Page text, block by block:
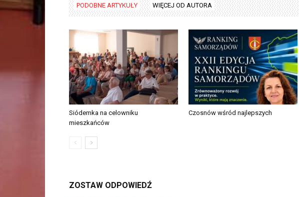
PODOBNE ARTYKUŁY WIĘCEJ OD AUTORA
Siódemka na celowniku
mieszkańców
Czosnów wśród najlepszych
ZOSTAW ODPOWIEDŹ